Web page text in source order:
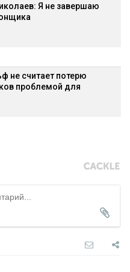
Я не завершаю
не считает потерю
проблемой для